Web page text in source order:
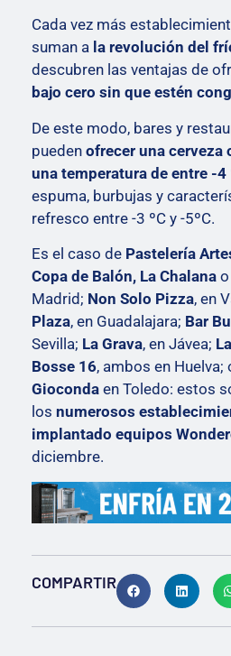
Cada vez más
suman a la revolución del
descubren las ventajas de
bajo cero sin que estén
De este modo, bares y
pueden ofrecer una cerveza
una temperatura de entre -4
espuma, burbujas y
refresco entre -3 ºC y -5ºC.
Es el caso de Pastelería
Copa de Balón, La Chalana o
Madrid; Non Solo Pizza, en
Plaza, en Guadalajara; Bar
Sevilla; La Grava, en Jávea;
Bosse 16, ambos en Huelva;
Gioconda en Toledo: estos
los numerosos
implantado equipos
diciembre.
COMPARTIR